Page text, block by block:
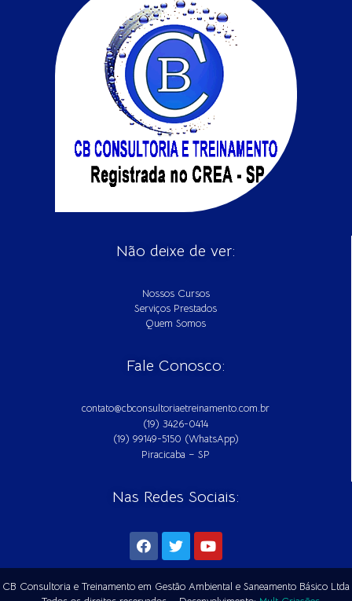
Não deixe de ver:
Nossos Cursos
Serviços Prestados
Quem Somos
Fale Conosco:
contato@cbconsultoriaetreinamento.com.br
(19) 3426-0414
(19) 99149-5150 (WhatsApp)
Piracicaba – SP
Nas Redes Sociais:
CB Consultoria e Treinamento em Gestão Ambiental e Saneamento Básico Ltda